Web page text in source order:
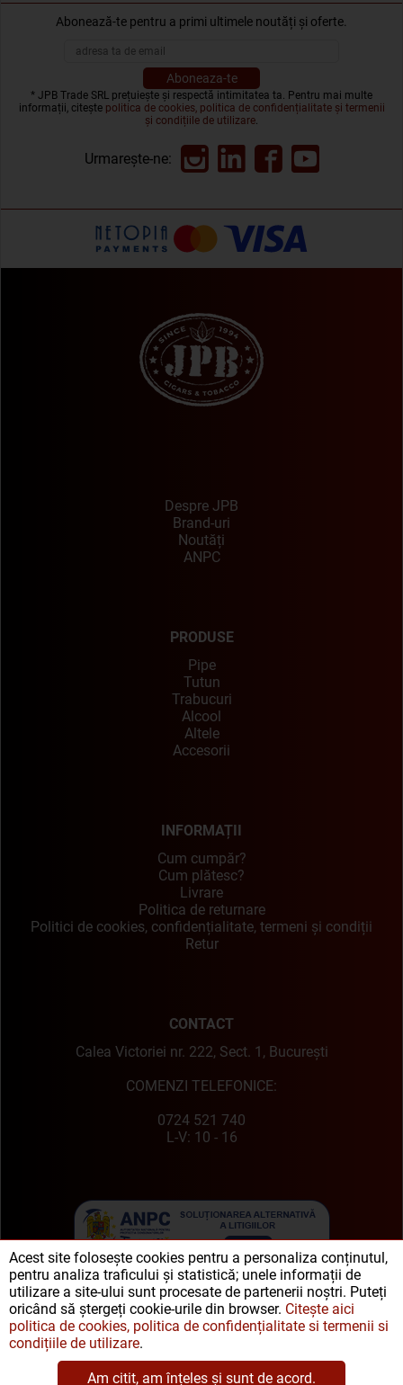
Abonează-te pentru a primi ultimele noutăți și oferte.
* JPB Trade SRL prețuiește și respectă intimitatea ta. Pentru mai multe
informații, citește politica de cookies, politica de confidențialitate și termenii
și condițiile de utilizare.
Urmarește-ne:
Despre JPB
Brand-uri
Noutăți
ANPC
PRODUSE
Pipe
Tutun
Trabucuri
Alcool
Altele
Accesorii
INFORMAȚII
Cum cumpăr?
Cum plătesc?
Livrare
Politica de returnare
Politici de cookies, confidențialitate, termeni și condiții
Retur
CONTACT
Calea Victoriei nr. 222, Sect. 1, București
COMENZI TELEFONICE:
0724 521 740
L-V: 10 - 16
Acest site folosește cookies pentru a personaliza conținutul,
pentru analiza traficului și statistică; unele informații de
utilizare a site-ului sunt procesate de partenerii noștri. Puteți
oricând să ștergeți cookie-urile din browser. Citește aici
politica de cookies, politica de confidențialitate si termenii si
condițiile de utilizare.
Am citit, am înțeles și sunt de acord.